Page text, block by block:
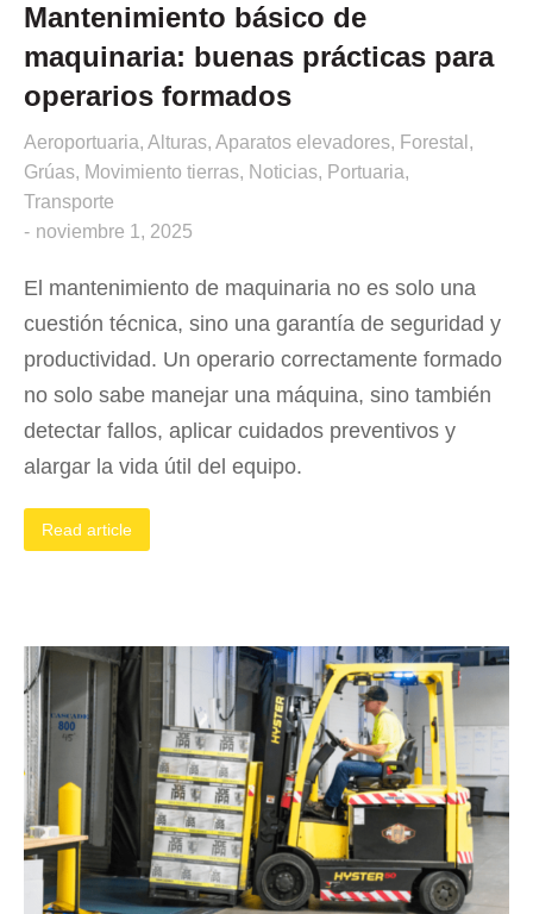
Mantenimiento básico de
maquinaria: buenas prácticas para
operarios formados
Aeroportuaria, Alturas, Aparatos elevadores, Forestal ,
Grúas, Movimiento tierras, Noticias, Portuaria,
Transporte
noviembre 1, 2025
El mantenimiento de maquinaria no es solo una
cuestión técnica, sino una garantía de seguridad y
productividad. Un operario correctamente formado
no solo sabe manejar una máquina, sino también
detectar fallos, aplicar cuidados preventivos y
alargar la vida útil del equipo.
Read article